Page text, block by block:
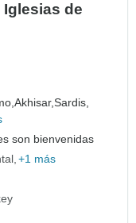
Iglesias de
Akhisar,Sardis,
son bienvenidas
+1 más